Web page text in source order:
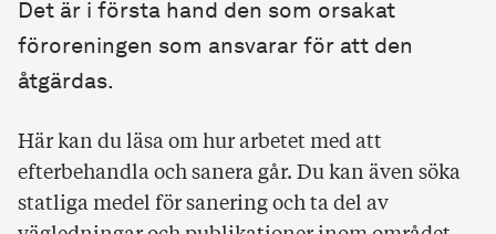
Det är i första hand den som orsakat
föroreningen som ansvarar för att den
åtgärdas.
Här kan du läsa om hur arbetet med att
efterbehandla och sanera går. Du kan även söka
statliga medel för sanering och ta del av